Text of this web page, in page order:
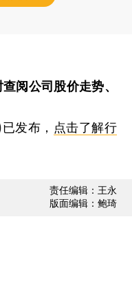
查阅公司股价走势、
发布， 点击了解行
责任编辑：王永
版面编辑：鲍琦